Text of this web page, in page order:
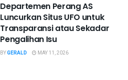
Departemen Perang AS
Luncurkan Situs UFO untuk
Transparansi atau Sekadar
Pengalihan Isu
BYGERALD MAY 11, 2026